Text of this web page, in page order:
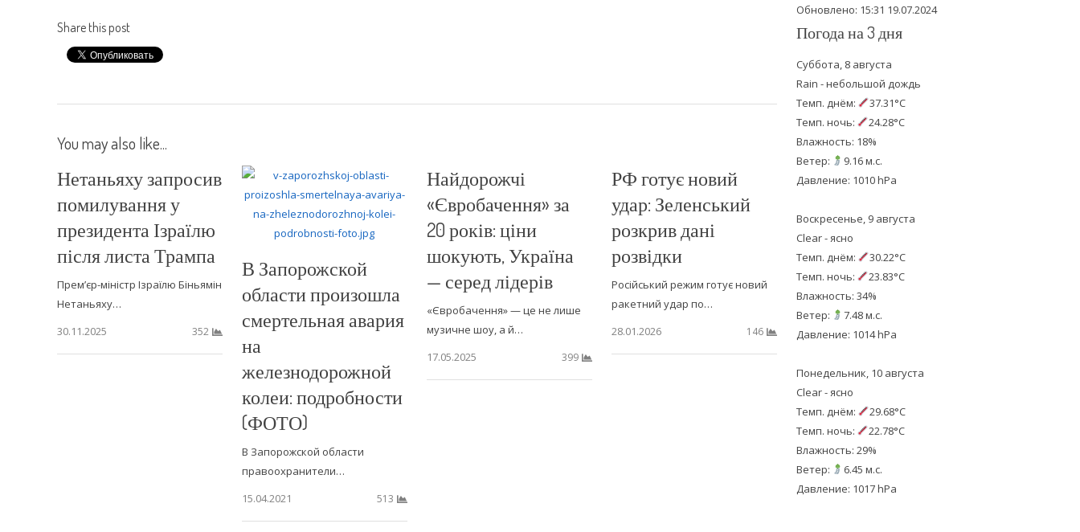
Share this post
You may also like...
Нетаньяху запросив
помилування у
президента Ізраїлю
після листа Трампа
Прем’єр-міністр Ізраїлю Біньямін
Нетаньяху…
30.11.2025
352
В Запорожской
области произошла
смертельная авария
на
железнодорожной
колеи: подробности
(ФОТО)
В Запорожской области
правоохранители…
15.04.2021
513
Найдорожчі
«Євробачення» за
20 років: ціни
шокують, Україна
— серед лідерів
«Євробачення» — це не лише
музичне шоу, а й…
17.05.2025
399
РФ готує новий
удар: Зеленський
розкрив дані
розвідки
Російський режим готує новий
ракетний удар по…
28.01.2026
146
Обновлено: 15:31 19.07.2024
Погода на 3 дня
Суббота, 8 августа
Rain - небольшой дождь
Темп. днём:
37.31°C
Темп. ночь:
24.28°C
Влажность: 18%
Ветер:
9.16 м.с.
Давление: 1010 hPa
Воскресенье, 9 августа
Clear - ясно
Темп. днём:
30.22°C
Темп. ночь:
23.83°C
Влажность: 34%
Ветер:
7.48 м.с.
Давление: 1014 hPa
Понедельник, 10 августа
Clear - ясно
Темп. днём:
29.68°C
Темп. ночь:
22.78°C
Влажность: 29%
Ветер:
6.45 м.с.
Давление: 1017 hPa